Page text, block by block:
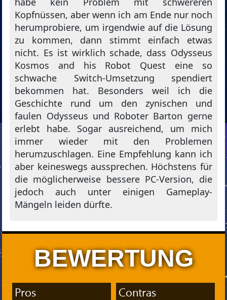
Kopfnüssen, aber wenn ich am Ende nur noch
herumprobiere, um irgendwie auf die Lösung
zu kommen, dann stimmt einfach etwas
nicht. Es ist wirklich schade, dass Odysseus
Kosmos and his Robot Quest eine so
schwache Switch-Umsetzung spendiert
bekommen hat. Besonders weil ich die
Geschichte rund um den zynischen und
faulen Odysseus und Roboter Barton gerne
erlebt habe. Sogar ausreichend, um mich
immer wieder mit den Problemen
herumzuschlagen. Eine Empfehlung kann ich
aber keineswegs aussprechen. Höchstens für
die möglicherweise bessere PC-Version, die
jedoch auch unter einigen Gameplay-
Mängeln leiden dürfte.
BEWERTUNG
Pros Contras